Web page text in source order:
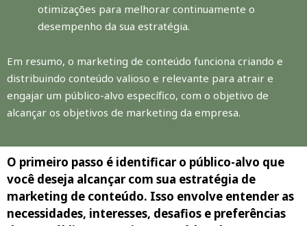
otimizações para melhorar continuamente o
desempenho da sua estratégia.
Em resumo, o marketing de conteúdo funciona criando e
distribuindo conteúdo valioso e relevante para atrair e
engajar um público-alvo específico, com o objetivo de
alcançar os objetivos de marketing da empresa.
O primeiro passo é identificar o público-alvo que
você deseja alcançar com sua estratégia de
marketing de conteúdo. Isso envolve entender as
necessidades, interesses, desafios e preferências